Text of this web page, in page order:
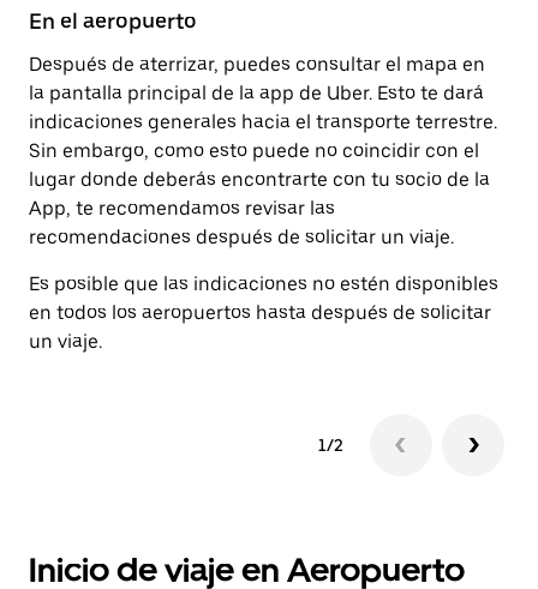
En el aeropuerto
Después de aterrizar, puedes consultar el mapa en
la pantalla principal de la app de Uber. Esto te dará
indicaciones generales hacia el transporte terrestre.
Sin embargo, como esto puede no coincidir con el
lugar donde deberás encontrarte con tu socio de la
App, te recomendamos revisar las
recomendaciones después de solicitar un viaje.
Es posible que las indicaciones no estén disponibles
en todos los aeropuertos hasta después de solicitar
un viaje.
1/2
Inicio de viaje en Aeropuerto